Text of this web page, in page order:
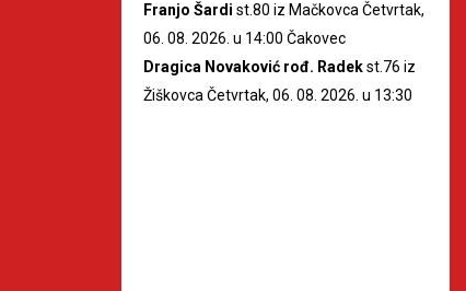
Franjo Šardi st.80 iz Mačkovca Četvrtak,
06. 08. 2026. u 14:00 Čakovec
Dragica Novaković rođ. Radekst.76 iz
Žiškovca Četvrtak, 06. 08. 2026. u 13:30